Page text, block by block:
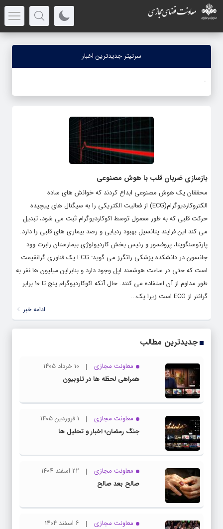
سرتیتر جدیدترین اخبار
-
بازسازی ضربان قلب با هوش مصنوعی
محققان یک هوش مصنوعی ابداع کردند که خوانش های ساده
الکتروکاردیوگرام(ECG) از فعالیت الکتریکی را به سیگنال های پیچیده
حرکت قلبی که به طور معمول توسط اکوکاردیوگرام ثبت می شود، تبدیل
می کند این فرایند پتانسیل بهبود ردیابی و رصد بیماری های قلبی را دارد.
پارتوسنگوپتا، پروفسور و رئیس بخش کاردیولوژی بیمارستان رابرت وود
جانسون در دانشکده پزشکی راتگرز می گوید: ECG یک فناوری گرانقیمت
است که حتی در ساعت هوشمند اپل وجود دارد و بنابراین میلیون ها نفر به
طور مداوم از آن استفاده می کنند. حال آنکه اکوکاردیوگرام پنج تا ۱۰ برابر
گرانتر از ECG است زیرا یک...
ادامه خبر
جدیدترین مطالب
معاونت مجازی
۱۰ خرداد ۱۴۰۵
همراهی لحظه ها در تلوبیون
معاونت مجازی
۱ فروردین ۱۴۰۵
جنگ رمضان؛ اخبار و تحلیل ها
معاونت مجازی
۲۲ اسفند ۱۴۰۴
صالح بعد صالح
معاونت مجازی
۶ اسفند ۱۴۰۴